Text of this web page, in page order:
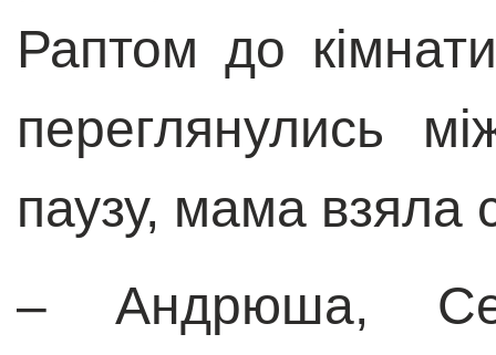
Раптом до
переглянулись
паузу, мама взяла
– Андрюша,